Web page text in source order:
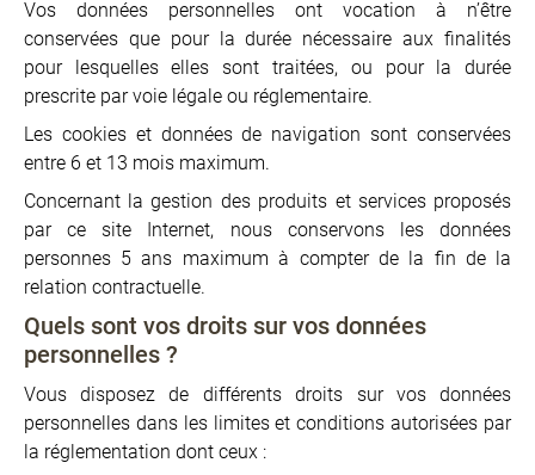
Vos données personnelles ont vocation à n’être
conservées que pour la durée nécessaire aux finalités
pour lesquelles elles sont traitées, ou pour la durée
prescrite par voie légale ou réglementaire.
Les cookies et données de navigation sont conservées
entre 6 et 13 mois maximum.
Concernant la gestion des produits et services proposés
par ce site Internet, nous conservons les données
personnes 5 ans maximum à compter de la fin de la
relation contractuelle.
Quels sont vos droits sur vos données
personnelles ?
Vous disposez de différents droits sur vos données
personnelles dans les limites et conditions autorisées par
la réglementation dont ceux :